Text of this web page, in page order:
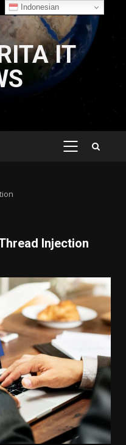
IT
PRIMARY
Injection
Indonesian